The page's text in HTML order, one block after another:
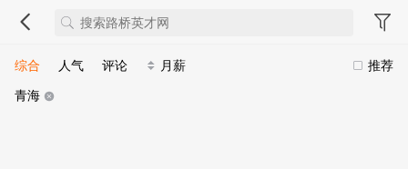
推荐
综合 人气 评论
月薪
青海